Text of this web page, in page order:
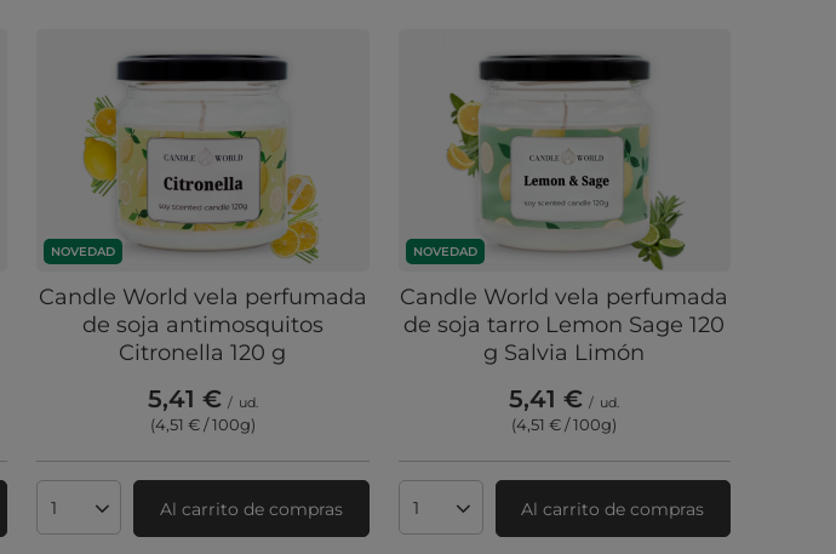
NOVEDAD
Candle World vela perfumada
de soja antimosquitos
Citronella 120 g
5,41 € / ud.
(4,51 € / 100g)
Cantidad de productosAl carrito de compras
NOVEDAD
Candle World vela perfumada
de soja tarro Lemon Sage 120
g Salvia Limón
5,41 € / ud.
(4,51 € / 100g)
Cantidad de productosAl carrito de compras